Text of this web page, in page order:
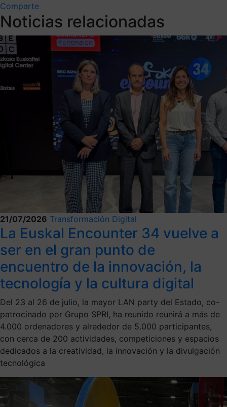
Comparte
Noticias relacionadas
21/07/2026 Transformación Digital
La Euskal Encounter 34 vuelve a
ser en el gran punto de
encuentro de la innovación, la
tecnología y la cultura digital
Del 23 al 26 de julio, la mayor LAN party del Estado, co-
patrocinado por Grupo SPRI, ha reunido reunirá a más de
4.000 ordenadores y alrededor de 5.000 participantes,
con cerca de 200 actividades, competiciones y espacios
dedicados a la creatividad, la innovación y la divulgación
tecnológica